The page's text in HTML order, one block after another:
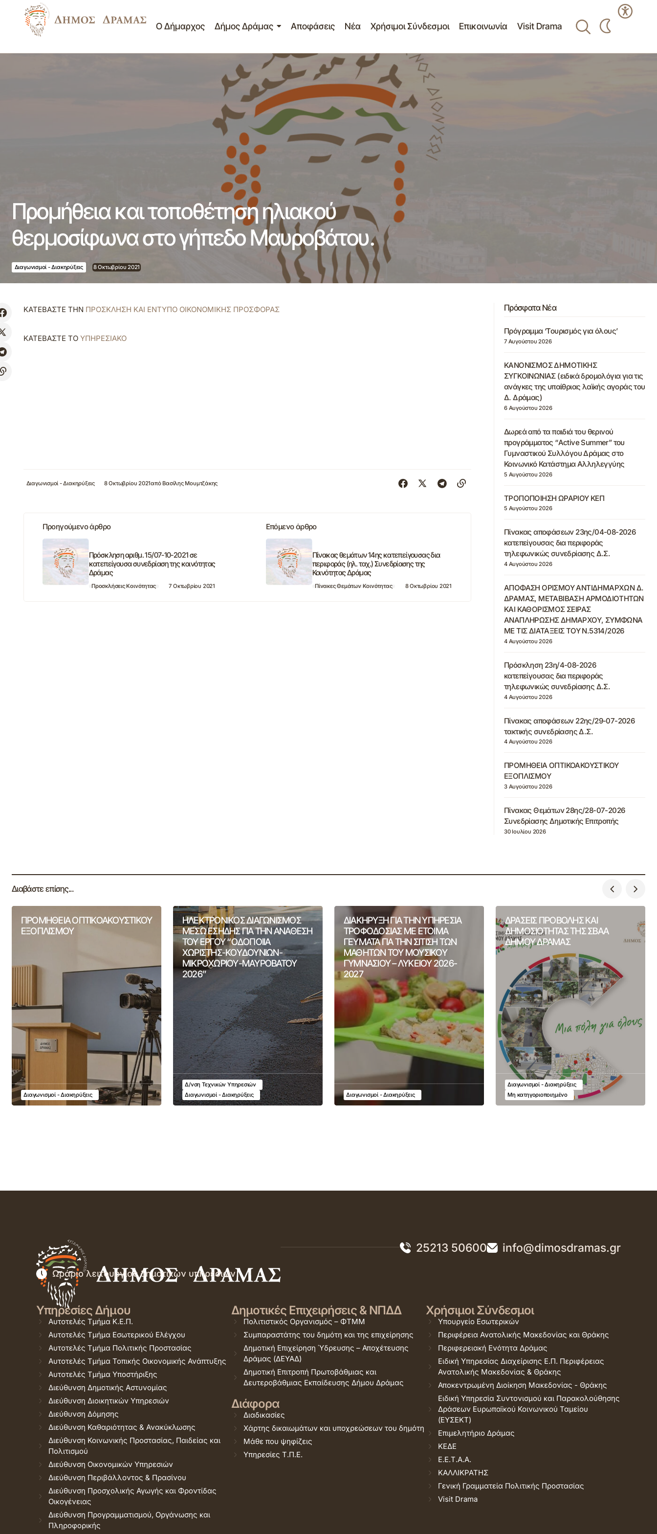
Ο Δήμαρχος Δήμος Δράμας Αποφάσεις Νέα Χρήσιμοι Σύνδεσμοι Επικοινωνία Visit Drama
Προμήθεια και τοποθέτηση ηλιακού θερμοσίφωνα στο γήπεδο
Μαυροβάτου.
Προμήθεια και τοποθέτηση ηλιακού
θερμοσίφωνα στο γήπεδο Μαυροβάτου.
Διαγωνισμοί - Διακηρύξεις 8 Οκτωβρίου 2021
ΚΑΤΕΒΑΣΤΕ ΤΗΝ ΠΡΟΣΚΛΗΣΗ ΚΑΙ ΕΝΤΥΠΟ ΟΙΚΟΝΟΜΙΚΗΣ ΠΡΟΣΦΟΡΑΣ
ΚΑΤΕΒΑΣΤΕ ΤΟ ΥΠΗΡΕΣΙΑΚΟ
Διαγωνισμοί - Διακηρύξεις 8 Οκτωβρίου 2021από Βασίλης Μουμτζάκης
Προηγούμενο άρθρο
Πρόσκληση αριθμ. 15/07-10-2021 σε
κατεπείγουσα συνεδρίαση της κοινότητας
Δράμας
Προσκλήσεις Κοινότητας 7 Οκτωβρίου 2021
Επόμενο άρθρο
Πίνακας θεμάτων 14ης κατεπείγουσας δια
περιφοράς (ηλ. ταχ.) Συνεδρίασης της
Κοινότητας Δράμας
Πίνακες Θεμάτων Κοινότητας 8 Οκτωβρίου 2021
Πρόσφατα Νέα
Πρόγραμμα ‘Τουρισμός για όλους’
7 Αυγούστου 2026
ΚΑΝΟΝΙΣΜΟΣ ΔΗΜΟΤΙΚΗΣ
ΣΥΓΚΟΙΝΩΝΙΑΣ (ειδικά δρομολόγια για τις
ανάγκες της υπαίθριας λαϊκής αγοράς του
Δ. Δράμας)
6 Αυγούστου 2026
Δωρεά από τα παιδιά του θερινού
προγράμματος “Active Summer” του
Γυμναστικού Συλλόγου Δράμας στο
Κοινωνικό Κατάστημα Αλληλεγγύης
5 Αυγούστου 2026
ΤΡΟΠΟΠΟΙΗΣΗ ΩΡΑΡΙΟΥ ΚΕΠ
5 Αυγούστου 2026
Πίνακας αποφάσεων 23ης/04-08-2026
κατεπείγουσας δια περιφοράς
τηλεφωνικώς συνεδρίασης Δ.Σ.
4 Αυγούστου 2026
ΑΠΟΦΑΣΗ ΟΡΙΣΜΟΥ ΑΝΤΙΔΗΜΑΡΧΩΝ Δ.
ΔΡΑΜΑΣ, ΜΕΤΑΒΙΒΑΣΗ ΑΡΜΟΔΙΟΤΗΤΩΝ
ΚΑΙ ΚΑΘΟΡΙΣΜΟΣ ΣΕΙΡΑΣ
ΑΝΑΠΛΗΡΩΣΗΣ ΔΗΜΑΡΧΟΥ, ΣΥΜΦΩΝΑ
ΜΕ ΤΙΣ ΔΙΑΤΑΞΕΙΣ ΤΟΥ Ν.5314/2026
4 Αυγούστου 2026
Πρόσκληση 23η/4-08-2026
κατεπείγουσας δια περιφοράς
τηλεφωνικώς συνεδρίασης Δ.Σ.
4 Αυγούστου 2026
Πίνακας αποφάσεων 22ης/29-07-2026
τακτικής συνεδρίασης Δ.Σ.
4 Αυγούστου 2026
ΠΡΟΜΗΘΕΙΑ ΟΠΤΙΚΟΑΚΟΥΣΤΙΚΟΥ
ΕΞΟΠΛΙΣΜΟΥ
3 Αυγούστου 2026
Πίνακας Θεμάτων 28ης/28-07-2026
Συνεδρίασης Δημοτικής Επιτροπής
30 Ιουλίου 2026
Διαβάστε επίσης...
ΠΡΟΜΗΘΕΙΑ ΟΠΤΙΚΟΑΚΟΥΣΤΙΚΟΥ
ΕΞΟΠΛΙΣΜΟΥ
Διαγωνισμοί - Διακηρύξεις
ΗΛΕΚΤΡΟΝΙΚΟΣ ΔΙΑΓΩΝΙΣΜΟΣ
ΜΕΣΩ ΕΣΗΔΗΣ ΓΙΑ ΤΗΝ ΑΝΑΘΕΣΗ
ΤΟΥ ΕΡΓΟΥ “ΟΔΟΠΟΙΙΑ
ΧΩΡΙΣΤΗΣ-ΚΟΥΔΟΥΝΙΩΝ-
ΜΙΚΡΟΧΩΡΙΟΥ-ΜΑΥΡΟΒΑΤΟΥ
2026”
Δ/νση Τεχνικών Υπηρεσιών
Διαγωνισμοί - Διακηρύξεις
ΔΙΑΚΗΡΥΞΗ ΓΙΑ ΤΗΝ ΥΠΗΡΕΣΙΑ
ΤΡΟΦΟΔΟΣΙΑΣ ΜΕ ΕΤΟΙΜΑ
ΓΕΥΜΑΤΑ ΓΙΑ ΤΗΝ ΣΙΤΙΣΗ ΤΩΝ
ΜΑΘΗΤΩΝ ΤΟΥ ΜΟΥΣΙΚΟΥ
ΓΥΜΝΑΣΙΟΥ – ΛΥΚΕΙΟΥ 2026-
2027
Διαγωνισμοί - Διακηρύξεις
ΔΡΑΣΕΙΣ ΠΡΟΒΟΛΗΣ ΚΑΙ
ΔΗΜΟΣΙΟΤΗΤΑΣ ΤΗΣ ΣΒΑΑ
ΔΗΜΟΥ ΔΡΑΜΑΣ
Διαγωνισμοί - Διακηρύξεις
Μη κατηγοριοποιημένο
25213 50600 info@dimosdramas.gr
Ωράριο λειτουργίας δημοτικών υπηρεσιών
Υπηρεσίες Δήμου
Αυτοτελές Τμήμα Κ.Ε.Π.
Αυτοτελές Τμήμα Εσωτερικού Ελέγχου
Αυτοτελές Τμήμα Πολιτικής Προστασίας
Αυτοτελές Τμήμα Τοπικής Οικονομικής Ανάπτυξης
Αυτοτελές Τμήμα Υποστήριξης
Διεύθυνση Δημοτικής Αστυνομίας
Διεύθυνση Διοικητικών Υπηρεσιών
Διεύθυνση Δόμησης
Διεύθυνση Καθαριότητας & Ανακύκλωσης
Διεύθυνση Κοινωνικής Προστασίας, Παιδείας και
Πολιτισμού
Διεύθυνση Οικονομικών Υπηρεσιών
Διεύθυνση Περιβάλλοντος & Πρασίνου
Διεύθυνση Προσχολικής Αγωγής και Φροντίδας
Οικογένειας
Διεύθυνση Προγραμματισμού, Οργάνωσης και
Πληροφορικής
Δημοτικές Επιχειρήσεις & ΝΠΔΔ
Πολιτιστικός Οργανισμός – ΦΤΜΜ
Συμπαραστάτης του δημότη και της επιχείρησης
Δημοτική Επιχείρηση Ύδρευσης – Αποχέτευσης
Δράμας (ΔΕΥΑΔ)
Δημοτική Επιτροπή Πρωτοβάθμιας και
Δευτεροβάθμιας Εκπαίδευσης Δήμου Δράμας
Διάφορα
Διαδικασίες
Χάρτης δικαιωμάτων και υποχρεώσεων του δημότη
Μάθε που ψηφίζεις
Υπηρεσίες Τ.Π.Ε.
Χρήσιμοι Σύνδεσμοι
Υπουργείο Εσωτερικών
Περιφέρεια Ανατολικής Μακεδονίας και Θράκης
Περιφερειακή Ενότητα Δράμας
Ειδική Υπηρεσίας Διαχείρισης Ε.Π. Περιφέρειας
Ανατολικής Μακεδονίας & Θράκης
Αποκεντρωμένη Διοίκηση Μακεδονίας - Θράκης
Ειδική Υπηρεσία Συντονισμού και Παρακολούθησης
Δράσεων Ευρωπαϊκού Κοινωνικού Ταμείου
(ΕΥΣΕΚΤ)
Επιμελητήριο Δράμας
ΚΕΔΕ
Ε.Ε.Τ.Α.Α.
ΚΑΛΛΙΚΡΑΤΗΣ
Γενική Γραμματεία Πολιτικής Προστασίας
Visit Drama